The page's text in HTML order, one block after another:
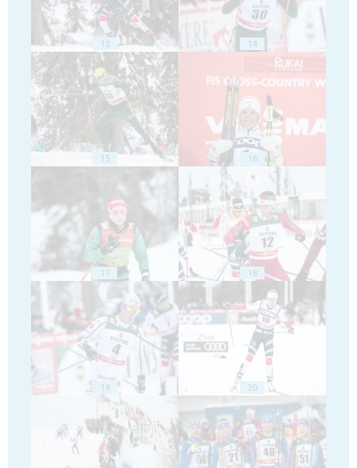
13 14
15 16
17 18
19 20